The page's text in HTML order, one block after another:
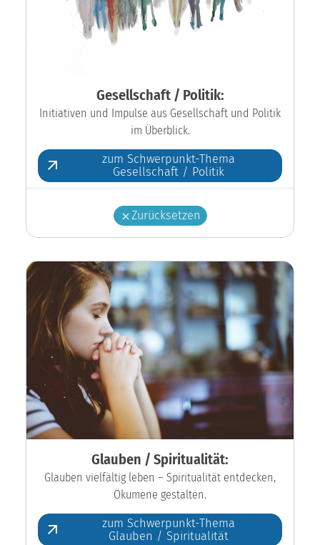
Gesellschaft / Politik:
Initiativen und Impulse aus Gesellschaft und Politik
im Überblick.
zum Schwerpunkt-Thema
Gesellschaft / Politik
Zurücksetzen
Glauben / Spiritualität:
Glauben vielfältig leben – Spiritualität entdecken,
Ökumene gestalten.
zum Schwerpunkt-Thema
Glauben / Spiritualität